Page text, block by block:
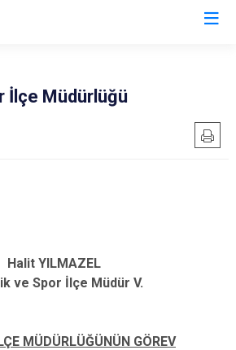
Sarıçam
Çukurova
İlçe Müdürlüğü
Halit YILMAZEL
ve Spor İlçe Müdür V.
MÜDÜRLÜĞÜNÜN GÖREV